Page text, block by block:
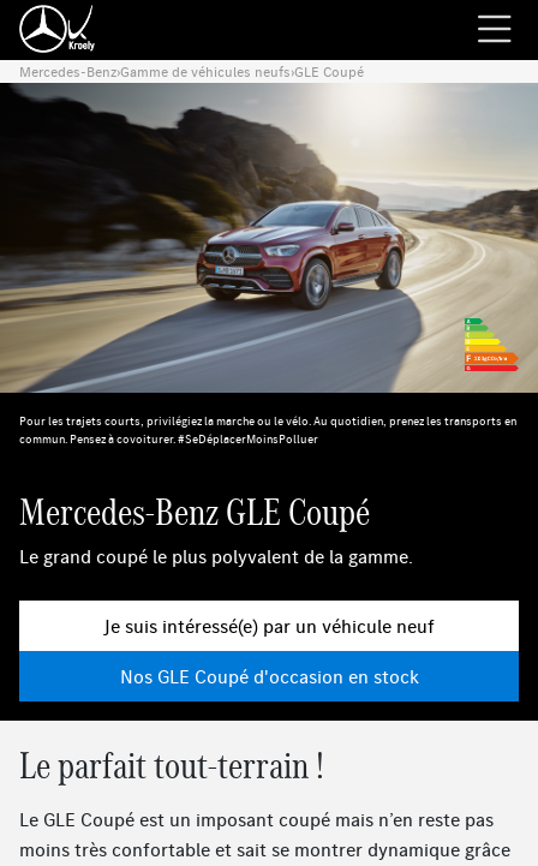
Mercedes-Benz›Gamme de véhicules neufs›GLE Coupé
Mercedes-Benz GLE Coupé
Le grand coupé le plus polyvalent de la gamme.
Je suis intéressé(e) par un véhicule neuf
Nos GLE Coupé d'occasion en stock
Pour les trajets courts, privilégiez la marche ou le vélo. Au quotidien, prenez les transports en
commun. Pensez à covoiturer. #SeDéplacerMoinsPolluer
Le parfait tout-terrain !
Le GLE Coupé est un imposant coupé mais n’en reste pas
moins très confortable et sait se montrer dynamique grâce